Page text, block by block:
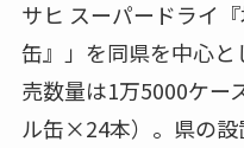
サヒ スーパードライ
缶』」を同県を中心
売数量は1万5000ケー
ル缶×24本）。県の設